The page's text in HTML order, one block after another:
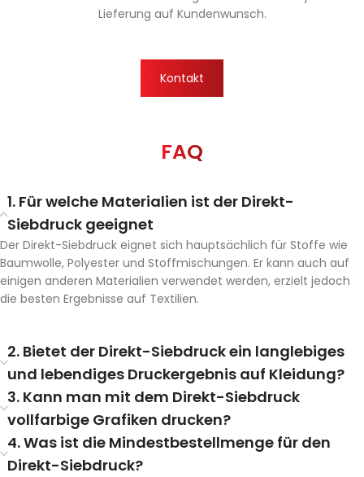
Lieferung auf Kundenwunsch.
Kontakt
FAQ
1. Für welche Materialien ist der Direkt-
Siebdruck geeignet
Der Direkt-Siebdruck eignet sich hauptsächlich für Stoffe wie
Baumwolle, Polyester und Stoffmischungen. Er kann auch auf
einigen anderen Materialien verwendet werden, erzielt jedoch
die besten Ergebnisse auf Textilien.
2. Bietet der Direkt-Siebdruck ein langlebiges
und lebendiges Druckergebnis auf Kleidung?
3. Kann man mit dem Direkt-Siebdruck
vollfarbige Grafiken drucken?
4. Was ist die Mindestbestellmenge für den
Direkt-Siebdruck?